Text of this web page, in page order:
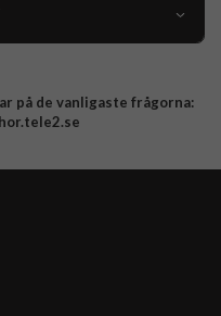
på de vanligaste frågorna: